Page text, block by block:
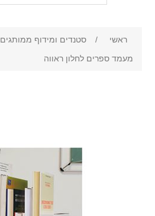
ראשי / סטנדים ומידוף ממותגים
מעמד ספרים לחלון ראווה